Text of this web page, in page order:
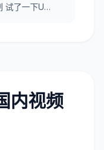
在国外怎么解除国内视频地区限制 试了一下UNBLOCKCN，真好用。
内视频